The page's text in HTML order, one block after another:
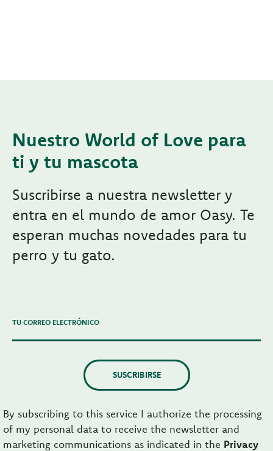
Nuestro World of Love para
ti y tu mascota
Suscribirse a nuestra newsletter y
entra en el mundo de amor Oasy. Te
esperan muchas novedades para tu
perro y tu gato.
TU CORREO ELECTRÓNICO
SUSCRIBIRSE
By subscribing to this service I authorize the processing
of my personal data to receive the newsletter and
marketing communications as indicated in the Privacy